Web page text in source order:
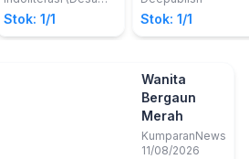
Untuk SD
Pustaka Group)
Stok: 1/1 Stok: 1/1
Wanita
Bergaun
Merah
KumparanNews
11/08/2026